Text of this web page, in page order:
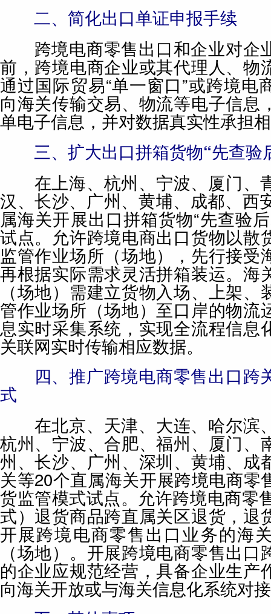
二、简化出口单证申报手续
跨境电商零售出口和企业对企
前，跨境电商企业或其代理人、物
通过国际贸易“单一窗口”或跨境电
向海关传输交易、物流等电子信息
单电子信息，并对数据真实性承担
三、扩大出口拼箱货物“先查验
在上海、杭州、宁波、厦门、
汉、长沙、广州、黄埔、成都、西
属海关开展出口拼箱货物“先查验
试点。允许跨境电商出口货物以散
监管作业场所（场地），先行接受
再根据实际需求灵活拼箱装运。海
（场地）需建立货物入场、上架、
管作业场所（场地）至口岸的物流
息实时采集系统，实现全流程信息
关联网实时传输相应数据。
四、推广跨境电商零售出口跨
式
在北京、天津、大连、哈尔滨
杭州、宁波、合肥、福州、厦门、
州、长沙、广州、深圳、黄埔、成
关等20个直属海关开展跨境电商零
货监管模式试点。允许跨境电商零
式）退货商品跨直属关区退货，退
开展跨境电商零售出口业务的海
（场地）。开展跨境电商零售出口
的企业应规范经营，具备企业生产
向海关开放或与海关信息化系统对